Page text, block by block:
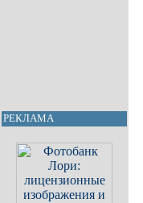
РЕКЛАМА